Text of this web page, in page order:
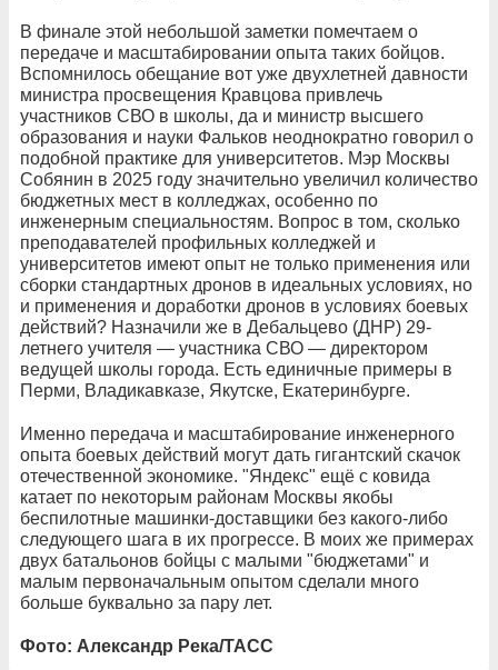
В финале этой небольшой заметки помечтаем о
передаче и масштабировании опыта таких бойцов.
Вспомнилось обещание вот уже двухлетней давности
министра просвещения Кравцова привлечь
участников СВО в школы, да и министр высшего
образования и науки Фальков неоднократно говорил о
подобной практике для университетов. Мэр Москвы
Собянин в 2025 году значительно увеличил количество
бюджетных мест в колледжах, особенно по
инженерным специальностям. Вопрос в том, сколько
преподавателей профильных колледжей и
университетов имеют опыт не только применения или
сборки стандартных дронов в идеальных условиях, но
и применения и доработки дронов в условиях боевых
действий? Назначили же в Дебальцево (ДНР) 29-
летнего учителя — участника СВО — директором
ведущей школы города. Есть единичные примеры в
Перми, Владикавказе, Якутске, Екатеринбурге.
Именно передача и масштабирование инженерного
опыта боевых действий могут дать гигантский скачок
отечественной экономике. "Яндекс" ещё с ковида
катает по некоторым районам Москвы якобы
беспилотные машинки-доставщики без какого-либо
следующего шага в их прогрессе. В моих же примерах
двух батальонов бойцы с малыми "бюджетами" и
малым первоначальным опытом сделали много
больше буквально за пару лет.
Фото: Александр Река/ТАСС